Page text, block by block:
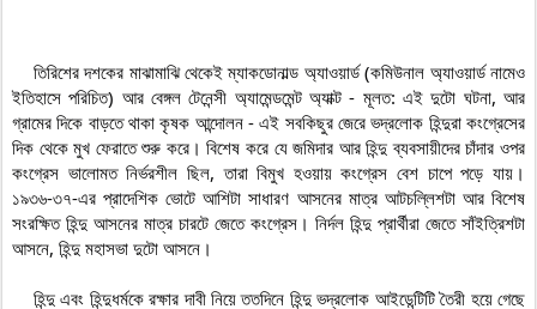
ইতিহাসে পরিচিত) আর বেঙ্গল টেনেন্সী অ্যামেন্ডমেন্ট অ্যাক্ট - মূলত: এই দুটো ঘটনা, আর
গ্রামের দিকে বাড়তে থাকা কৃষক আন্দোলন - এই সবকিছুর জেরে ভদ্রলোক হিন্দুরা কংগ্রেসের
দিক থেকে মুখ ফেরাতে শুরু করে। বিশেষ করে যে জমিদার আর হিন্দু ব্যবসায়ীদের চাঁদার ওপর
কংগ্রেস ভালোমত নির্ভরশীল ছিল, তারা বিমুখ হওয়ায় কংগ্রেস বেশ চাপে পড়ে যায়।
১৯৩৬-৩৭-এর প্রাদেশিক ভোটে আশিটা সাধারণ আসনের মাত্র আটচল্লিশটা আর বিশেষ
সংরক্ষিত হিন্দু আসনের মাত্র চারটে জেতে কংগ্রেস। নির্দল হিন্দু প্রার্থীরা জেতে সাঁইত্রিশটা
আসনে, হিন্দু মহাসভা দুটো আসনে।